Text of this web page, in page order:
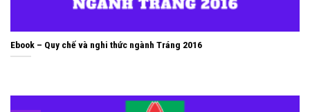
Ebook – Quy chế và nghi thức ngành Tráng 2016